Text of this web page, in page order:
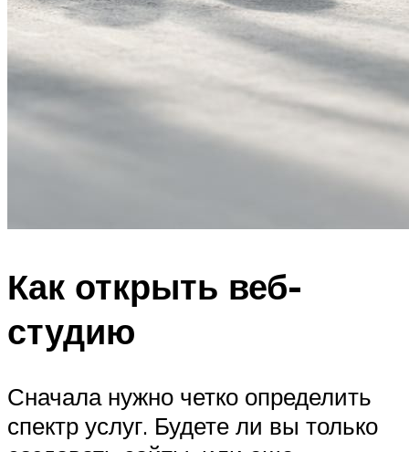
Как открыть веб-
студию
Сначала нужно четко определить
спектр услуг. Будете ли вы только